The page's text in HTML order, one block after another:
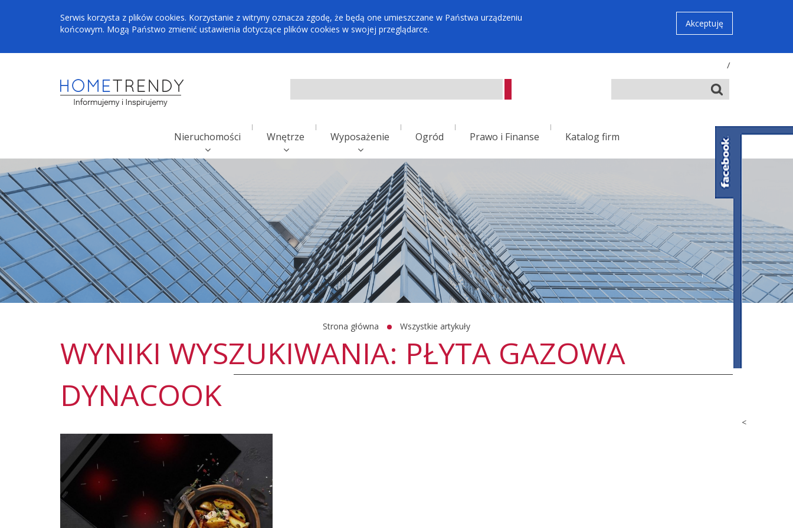
<
Serwis korzysta z plików cookies. Korzystanie z witryny oznacza zgodę, że będą one umieszczane w Państwa urządzeniu
końcowym. Mogą Państwo zmienić ustawienia dotyczące plików cookies w swojej przeglądarce.
Akceptuję
/
Nieruchomości Wnętrze Wyposażenie Ogród Prawo i Finanse Katalog firm
Strona główna Wszystkie artykuły
WYNIKI WYSZUKIWANIA: PŁYTA GAZOWA
DYNACOOK